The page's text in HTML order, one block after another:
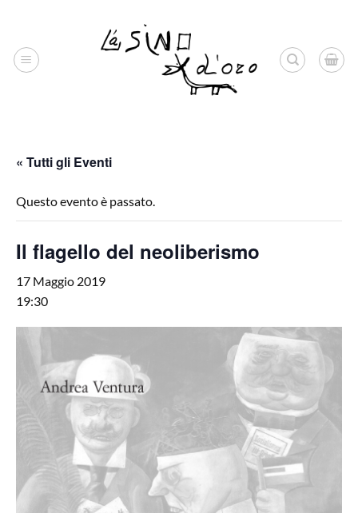
contenuti
« Tutti gli Eventi
Questo evento è passato.
Il flagello del neoliberismo
17 Maggio 2019
19:30